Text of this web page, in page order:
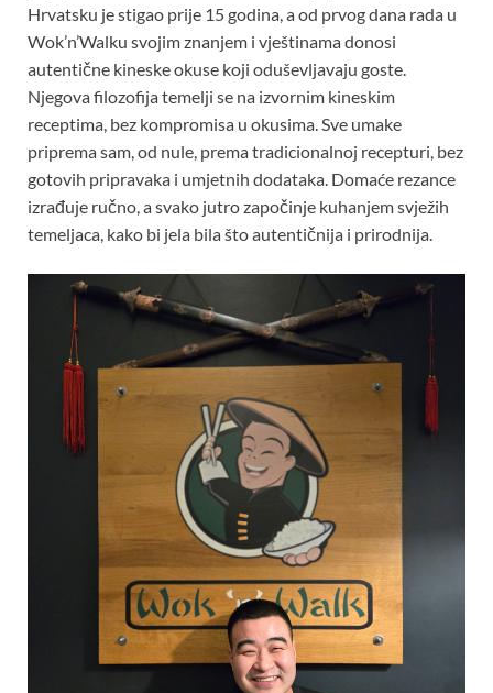
Hrvatsku je stigao prije 15 godina, a od prvog dana rada u
Wok’n’Walku svojim znanjem i vještinama donosi
autentične kineske okuse koji oduševljavaju goste.
Njegova filozofija temelji se na izvornim kineskim
receptima, bez kompromisa u okusima. Sve umake
priprema sam, od nule, prema tradicionalnoj recepturi, bez
gotovih pripravaka i umjetnih dodataka. Domaće rezance
izrađuje ručno, a svako jutro započinje kuhanjem svježih
temeljaca, kako bi jela bila što autentičnija i prirodnija.